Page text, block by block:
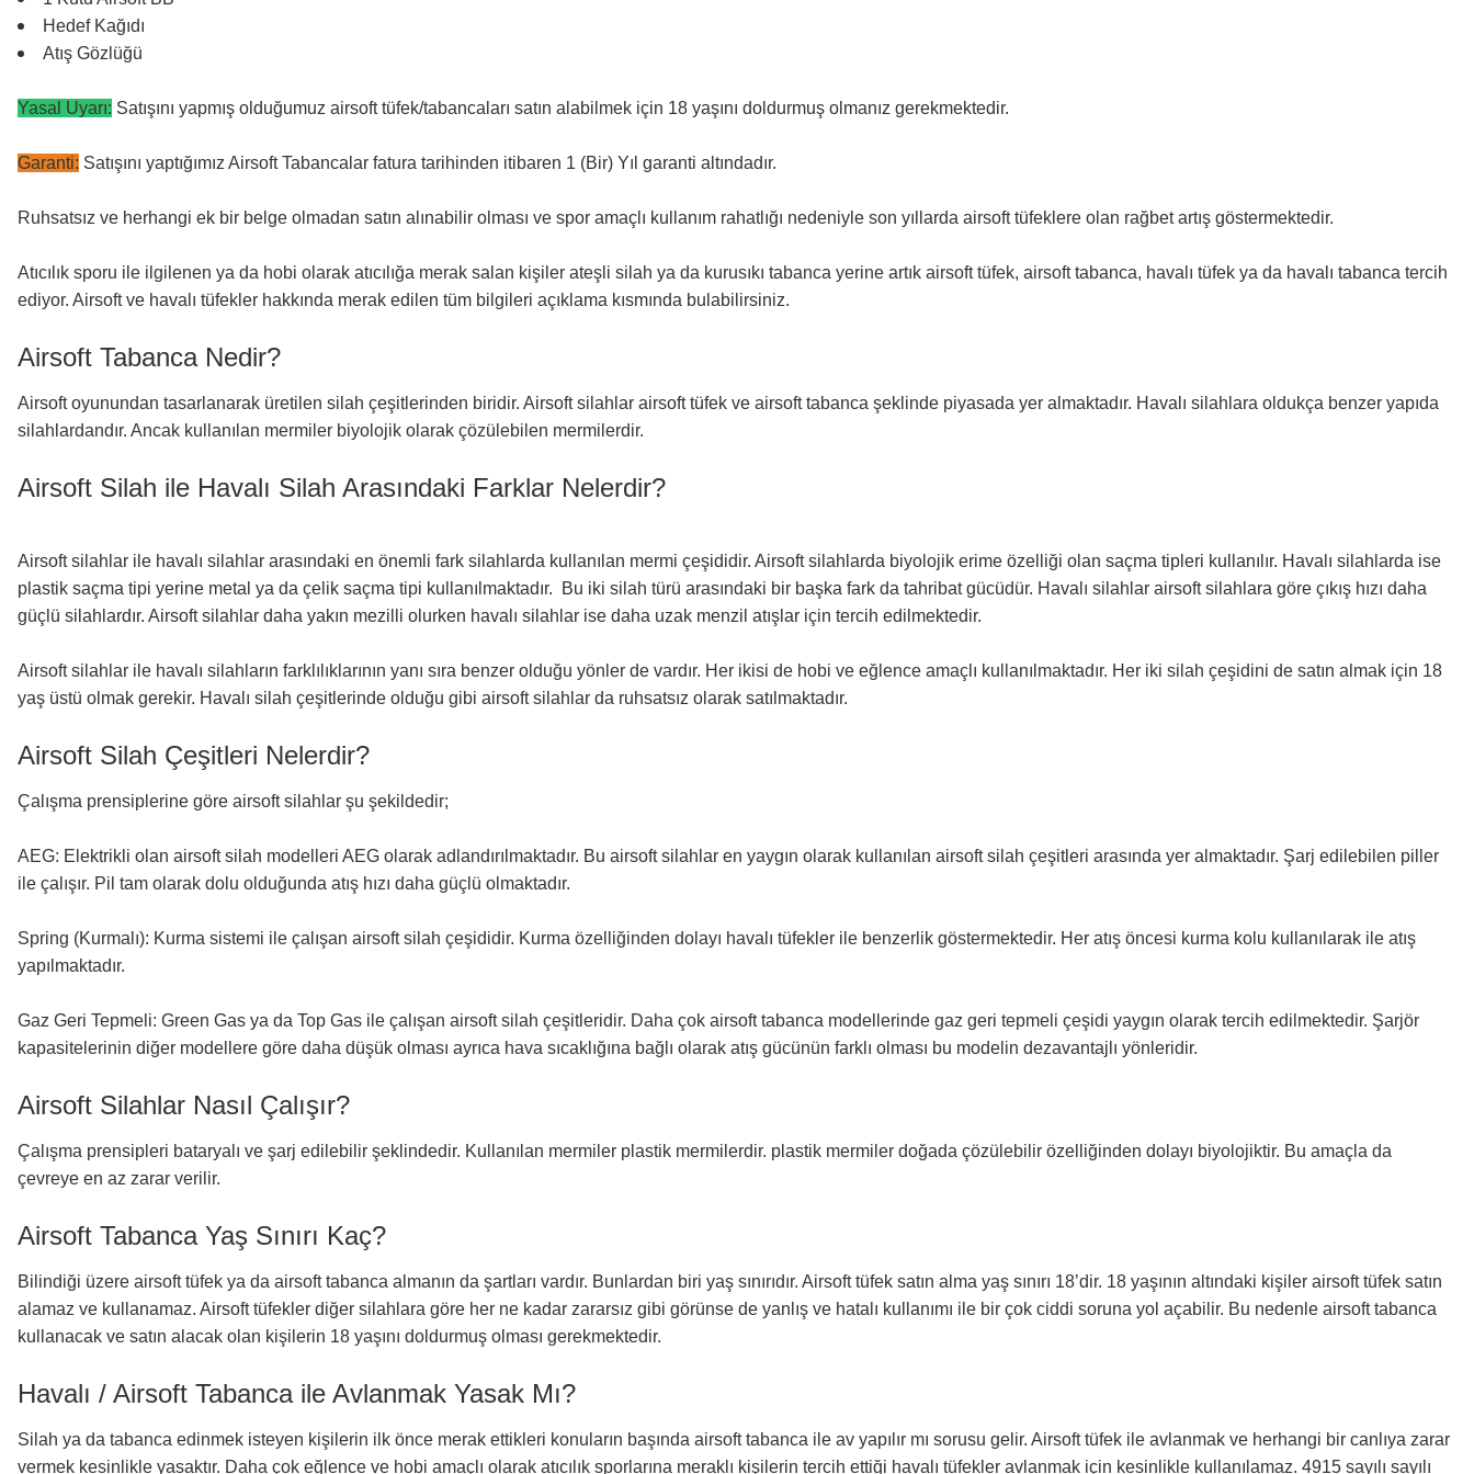
Hedef Kağıdı
Atış Gözlüğü
Yasal Uyarı: Satışını yapmış olduğumuz airsoft tüfek/tabancaları satın alabilmek için 18 yaşını doldurmuş olmanız gerekmektedir.
Garanti: Satışını yaptığımız Airsoft Tabancalar fatura tarihinden itibaren 1 (Bir) Yıl garanti altındadır.
Ruhsatsız ve herhangi ek bir belge olmadan satın alınabilir olması ve spor amaçlı kullanım rahatlığı nedeniyle son yıllarda airsoft tüfeklere olan rağbet artış göstermektedir.
Atıcılık sporu ile ilgilenen ya da hobi olarak atıcılığa merak salan kişiler ateşli silah ya da kurusıkı tabanca yerine artık airsoft tüfek, airsoft tabanca, havalı tüfek ya da havalı tabanca tercih
ediyor. Airsoft ve havalı tüfekler hakkında merak edilen tüm bilgileri açıklama kısmında bulabilirsiniz.
Airsoft Tabanca Nedir?
Airsoft oyunundan tasarlanarak üretilen silah çeşitlerinden biridir. Airsoft silahlar airsoft tüfek ve airsoft tabanca şeklinde piyasada yer almaktadır. Havalı silahlara oldukça benzer yapıda
silahlardandır. Ancak kullanılan mermiler biyolojik olarak çözülebilen mermilerdir.
Airsoft Silah ile Havalı Silah Arasındaki Farklar Nelerdir?
Airsoft silahlar ile havalı silahlar arasındaki en önemli fark silahlarda kullanılan mermi çeşididir. Airsoft silahlarda biyolojik erime özelliği olan saçma tipleri kullanılır. Havalı silahlarda ise
plastik saçma tipi yerine metal ya da çelik saçma tipi kullanılmaktadır. Bu iki silah türü arasındaki bir başka fark da tahribat gücüdür. Havalı silahlar airsoft silahlara göre çıkış hızı daha
güçlü silahlardır. Airsoft silahlar daha yakın mezilli olurken havalı silahlar ise daha uzak menzil atışlar için tercih edilmektedir.
Airsoft silahlar ile havalı silahların farklılıklarının yanı sıra benzer olduğu yönler de vardır. Her ikisi de hobi ve eğlence amaçlı kullanılmaktadır. Her iki silah çeşidini de satın almak için 18
yaş üstü olmak gerekir. Havalı silah çeşitlerinde olduğu gibi airsoft silahlar da ruhsatsız olarak satılmaktadır.
Airsoft Silah Çeşitleri Nelerdir?
Çalışma prensiplerine göre airsoft silahlar şu şekildedir;
AEG: Elektrikli olan airsoft silah modelleri AEG olarak adlandırılmaktadır. Bu airsoft silahlar en yaygın olarak kullanılan airsoft silah çeşitleri arasında yer almaktadır. Şarj edilebilen piller
ile çalışır. Pil tam olarak dolu olduğunda atış hızı daha güçlü olmaktadır.
Spring (Kurmalı): Kurma sistemi ile çalışan airsoft silah çeşididir. Kurma özelliğinden dolayı havalı tüfekler ile benzerlik göstermektedir. Her atış öncesi kurma kolu kullanılarak ile atış
yapılmaktadır.
Gaz Geri Tepmeli: Green Gas ya da Top Gas ile çalışan airsoft silah çeşitleridir. Daha çok airsoft tabanca modellerinde gaz geri tepmeli çeşidi yaygın olarak tercih edilmektedir. Şarjör
kapasitelerinin diğer modellere göre daha düşük olması ayrıca hava sıcaklığına bağlı olarak atış gücünün farklı olması bu modelin dezavantajlı yönleridir.
Airsoft Silahlar Nasıl Çalışır?
Çalışma prensipleri bataryalı ve şarj edilebilir şeklindedir. Kullanılan mermiler plastik mermilerdir. plastik mermiler doğada çözülebilir özelliğinden dolayı biyolojiktir. Bu amaçla da
çevreye en az zarar verilir.
Airsoft Tabanca Yaş Sınırı Kaç?
Bilindiği üzere airsoft tüfek ya da airsoft tabanca almanın da şartları vardır. Bunlardan biri yaş sınırıdır. Airsoft tüfek satın alma yaş sınırı 18’dir. 18 yaşının altındaki kişiler airsoft tüfek satın
alamaz ve kullanamaz. Airsoft tüfekler diğer silahlara göre her ne kadar zararsız gibi görünse de yanlış ve hatalı kullanımı ile bir çok ciddi soruna yol açabilir. Bu nedenle airsoft tabanca
kullanacak ve satın alacak olan kişilerin 18 yaşını doldurmuş olması gerekmektedir.
Havalı / Airsoft Tabanca ile Avlanmak Yasak Mı?
Silah ya da tabanca edinmek isteyen kişilerin ilk önce merak ettikleri konuların başında airsoft tabanca ile av yapılır mı sorusu gelir. Airsoft tüfek ile avlanmak ve herhangi bir canlıya zarar
vermek kesinlikle yasaktır. Daha çok eğlence ve hobi amaçlı olarak atıcılık sporlarına meraklı kişilerin tercih ettiği havalı tüfekler avlanmak için kesinlikle kullanılamaz. 4915 sayılı sayılı